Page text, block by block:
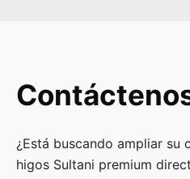
¿Está buscando ampliar su
higos Sultani premium